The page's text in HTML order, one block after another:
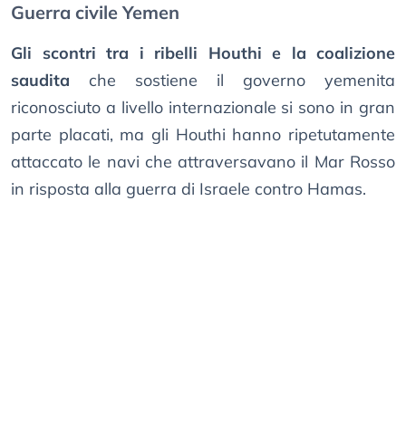
Guerra civile Yemen
Gli scontri tra i ribelli Houthi e la coalizione
saudita che sostiene il governo yemenita
riconosciuto a livello internazionale si sono in gran
parte placati, ma gli Houthi hanno ripetutamente
attaccato le navi che attraversavano il Mar Rosso
in risposta alla guerra di Israele contro Hamas.